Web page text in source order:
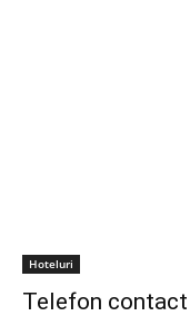
Hoteluri
Telefon contact